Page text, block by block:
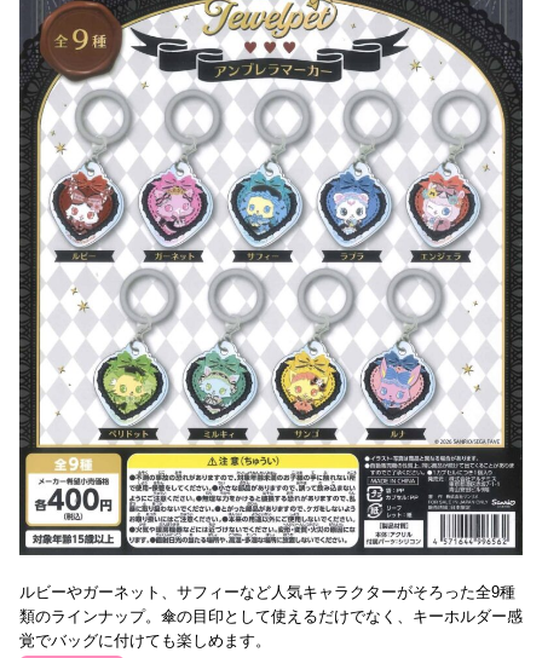
ルビーやガーネット、サフィーなど人気キャラクターがそろった全9種
類のラインナップ。傘の目印として使えるだけでなく、キーホルダー感
覚でバッグに付けても楽しめます。